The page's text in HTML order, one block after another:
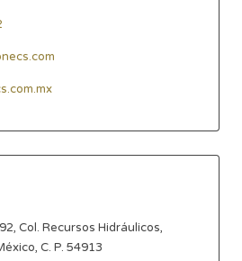
Col. Recursos Hidráulicos,
C. P. 54913